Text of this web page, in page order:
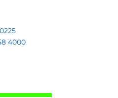
4000